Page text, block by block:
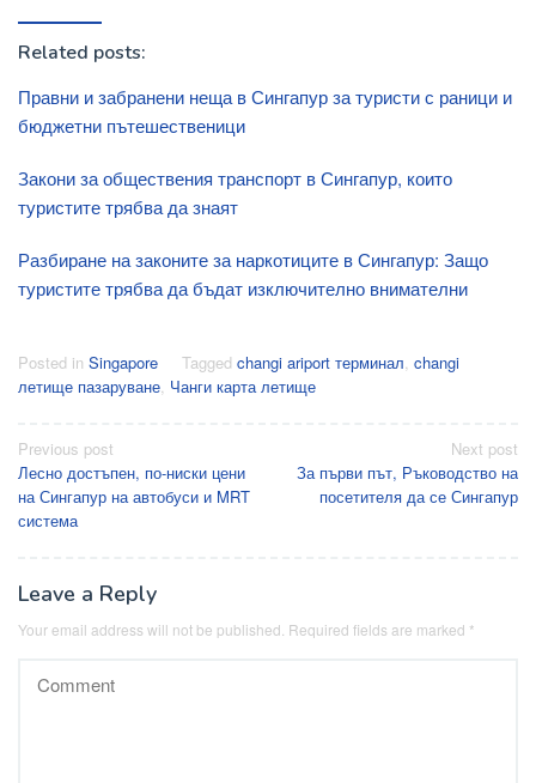
Related posts:
Правни и забранени неща в Сингапур за туристи с раници и
бюджетни пътешественици
Закони за обществения транспорт в Сингапур, които
туристите трябва да знаят
Разбиране на законите за наркотиците в Сингапур: Защо
туристите трябва да бъдат изключително внимателни
Posted in Singapore Tagged changi ariport терминал, changi
летище пазаруване, Чанги карта летище
Post
navigation
Previous post
Лесно достъпен, по-ниски цени
на Сингапур на автобуси и MRT
система
Next post
За първи път, Ръководство на
посетителя да се Сингапур
Leave a Reply
Your email address will not be published. Required fields are marked *